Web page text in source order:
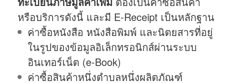
หรือบริการดังนี้ และมี E-Receipt เป็นหลักฐาน
ค่าซื้อหนังสือ หนังสือพิมพ์ และนิตยสารที่อยู่
ในรูปของข้อมูลอิเล็กทรอนิกส์ผ่านระบบ
อินเทอร์เน็ต (e-Book)
ค่าซื้อสินค้าหนึ่งตำบลหนึ่งผลิตภัณฑ์